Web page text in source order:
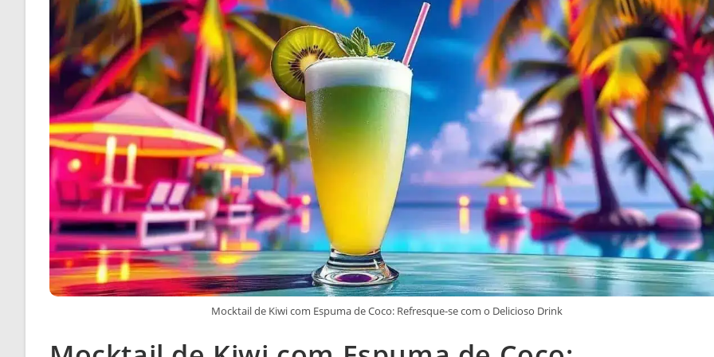
Mocktail de Kiwi com Espuma de Coco: Refresque-se com o Delicioso Drink